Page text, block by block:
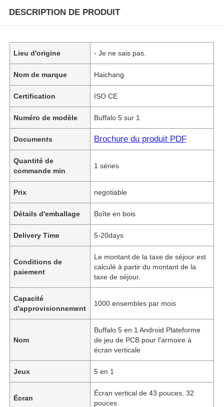
DESCRIPTION DE PRODUIT
Lieu d'origine - Je ne sais pas.
Nom de marque Haichang
Certification ISO CE
Numéro de modèle Buffalo 5 sur 1
Documents Brochure du produit PDF
Quantité de
commande min
1 séries
Prix negotiable
Détails d'emballage Boîte en bois
Delivery Time 5-20days
Conditions de
paiement
Le montant de la taxe de séjour est
calculé à partir du montant de la
taxe de séjour.
Capacité
d'approvisionnement
1000 ensembles par mois
Nom
Buffalo 5 en 1 Android Plateforme
de jeu de PCB pour l'armoire à
écran verticale
Jeux 5 en 1
Écran
Écran vertical de 43 pouces, 32
pouces